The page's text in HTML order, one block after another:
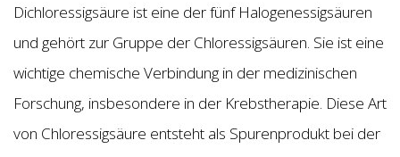
Dichloressigsäure ist eine der fünf Halogenessigsäuren
und gehört zur Gruppe der Chloressigsäuren. Sie ist eine
wichtige chemische Verbindung in der medizinischen
Forschung, insbesondere in der Krebstherapie. Diese Art
von Chloressigsäure entsteht als Spurenprodukt bei der